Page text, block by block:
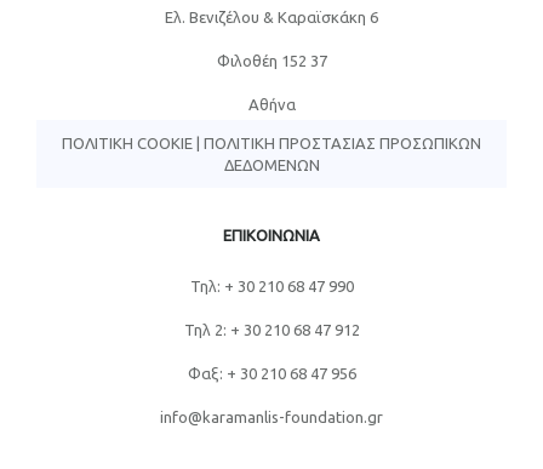
Eλ. Βενιζέλου & Καραϊσκάκη 6
Φιλοθέη 152 37
Αθήνα
ΠΟΛΙΤΙΚΉ COOKIE | ΠΟΛΙΤΙΚΉ ΠΡΟΣΤΑΣΊΑΣ ΠΡΟΣΩΠΙΚΏΝ
ΔΕΔΟΜΈΝΩΝ
ΕΠΙΚΟΙΝΩΝΙΑ
Τηλ: + 30 210 68 47 990
Τηλ 2: + 30 210 68 47 912
Φαξ: + 30 210 68 47 956
info@karamanlis-foundation.gr